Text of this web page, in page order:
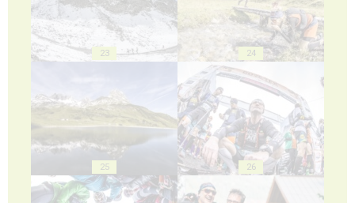
23 24
25 26